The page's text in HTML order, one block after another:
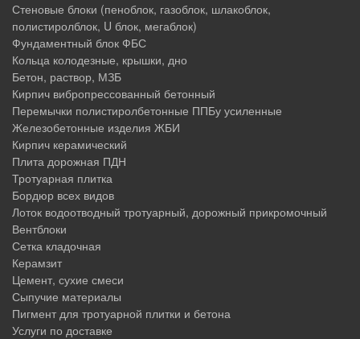
Стеновые блоки (пеноблок, газоблок, шлакоблок,
полистиролблок, U блок, мегаблок)
Фундаментный блок ФБС
Кольца колодезные, крышки, дно
Бетон, раствор, МЗБ
Кирпич вибропрессованный бетонный
Перемычки полистиролбетонные ППБу усиленные
Железобетонные изделия ЖБИ
Кирпич керамический
Плита дорожная ПДН
Тротуарная плитка
Бордюр всех видов
Лоток водоотводный тротуарный, дорожный прикромочный
Вентблоки
Сетка кладочная
Керамзит
Цемент, сухие смеси
Сыпучие материалы
Пигмент для тротуарной плитки и бетона
Услуги по доставке